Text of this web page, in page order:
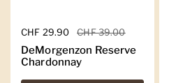
Regulärer Preis
CHF 29.90 Sale-Preis
CHF 39.00
DeMorgenzon Reserve
Chardonnay